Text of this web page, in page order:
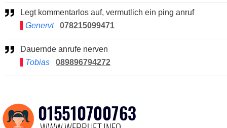
Legt kommentarlos auf, vermutlich ein ping anruf
Genervt
078215099471
Dauernde anrufe nerven
Tobias
089896794272